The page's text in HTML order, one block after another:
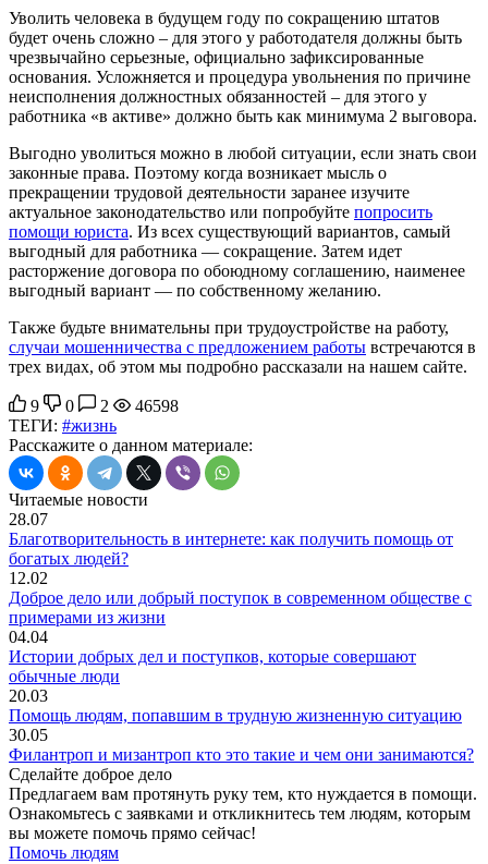
Уволить человека в будущем году по сокращению штатов
будет очень сложно – для этого у работодателя должны быть
чрезвычайно серьезные, официально зафиксированные
основания. Усложняется и процедура увольнения по причине
неисполнения должностных обязанностей – для этого у
работника «в активе» должно быть как минимума 2 выговора.
Выгодно уволиться можно в любой ситуации, если знать свои
законные права. Поэтому когда возникает мысль о
прекращении трудовой деятельности заранее изучите
актуальное законодательство или попробуйте попросить
помощи юриста. Из всех существующий вариантов, самый
выгодный для работника ― сокращение. Затем идет
расторжение договора по обоюдному соглашению, наименее
выгодный вариант ― по собственному желанию.
Также будьте внимательны при трудоустройстве на работу,
случаи мошенничества с предложением работы встречаются в
трех видах, об этом мы подробно рассказали на нашем сайте.
9 0 2
46598
ТЕГИ: #жизнь
Расскажите о данном материале:
Читаемые новости
28.07
Благотворительность в интернете: как получить помощь от
богатых людей?
12.02
Доброе дело или добрый поступок в современном обществе с
примерами из жизни
04.04
Истории добрых дел и поступков, которые совершают
обычные люди
20.03
Помощь людям, попавшим в трудную жизненную ситуацию
30.05
Филантроп и мизантроп кто это такие и чем они занимаются?
Сделайте доброе дело
Предлагаем вам протянуть руку тем, кто нуждается в помощи.
Ознакомьтесь с заявками и откликнитесь тем людям, которым
вы можете помочь прямо сейчас!
Помочь людям